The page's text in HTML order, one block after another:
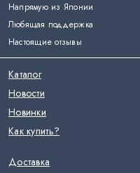
Напрямую из Японии
Любящая поддержка
Настоящие отзывы
Каталог
Новости
Новинки
Как купить?
Доставка